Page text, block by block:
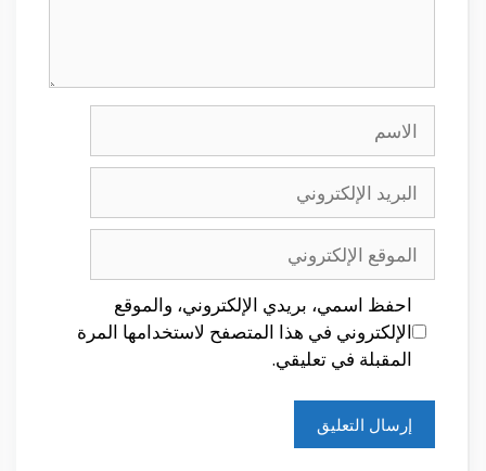
الاسم
البريد
الإلكتروني
الموقع
الإلكتروني
احفظ اسمي، بريدي الإلكتروني، والموقع
الإلكتروني في هذا المتصفح لاستخدامها المرة
المقبلة في تعليقي.